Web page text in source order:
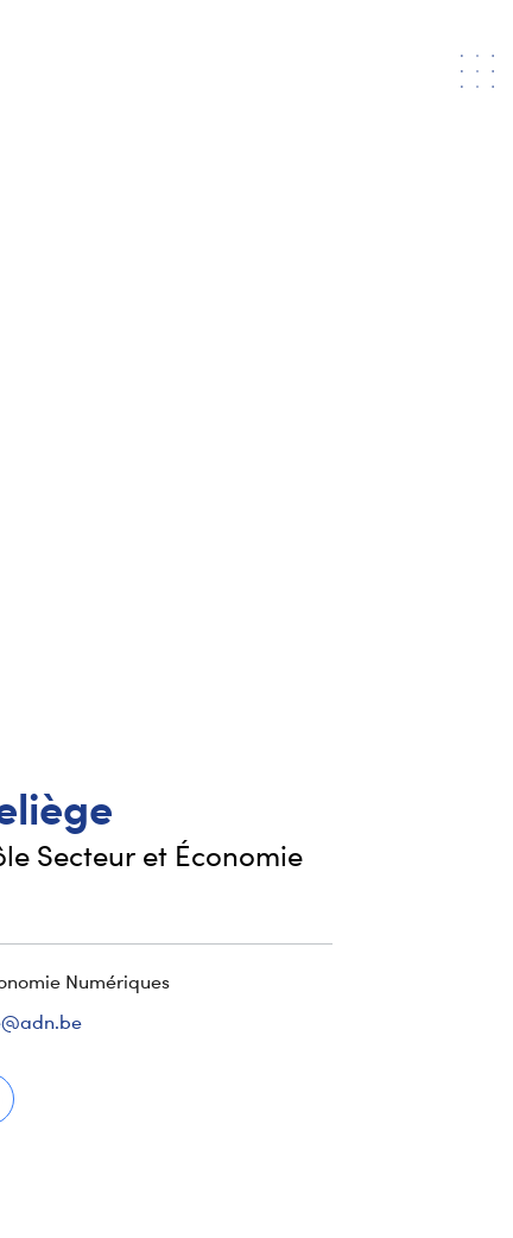
Secteur et Économie
Numériques